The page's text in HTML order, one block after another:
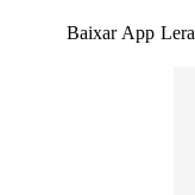
Baixar App Lera